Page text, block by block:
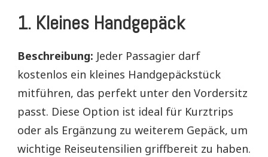
1. Kleines Handgepäck
Beschreibung: Jeder Passagier darf
kostenlos ein kleines Handgepäckstück
mitführen, das perfekt unter den Vordersitz
passt. Diese Option ist ideal für Kurztrips
oder als Ergänzung zu weiterem Gepäck, um
wichtige Reiseutensilien griffbereit zu haben.